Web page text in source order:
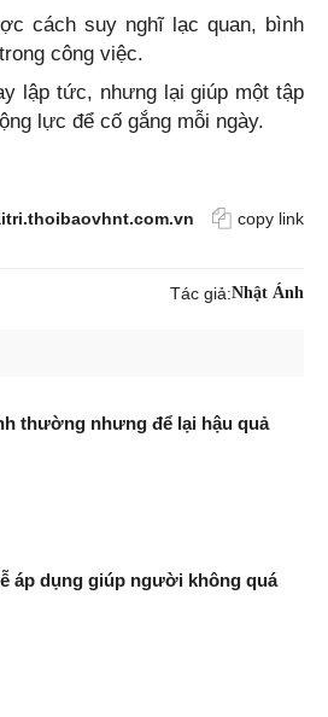
cách suy nghĩ lạc quan, bình
công việc.
lập tức, nhưng lại giúp một tập
lực để cố gắng mỗi ngày.
copy link
Tác giả:Nhật Ánh
thường nhưng để lại hậu quả
áp dụng giúp người không quá